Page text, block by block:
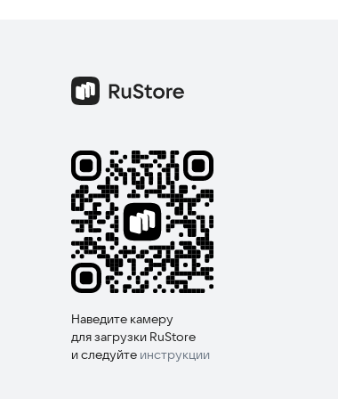
Наведите камеру
для загрузки RuStore
и следуйте инструкции